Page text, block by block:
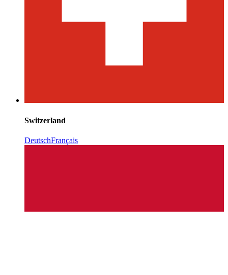
Switzerland
DeutschFrançais